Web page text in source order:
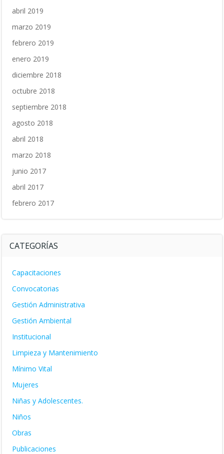
abril 2019
marzo 2019
febrero 2019
enero 2019
diciembre 2018
octubre 2018
septiembre 2018
agosto 2018
abril 2018
marzo 2018
junio 2017
abril 2017
febrero 2017
CATEGORÍAS
Capacitaciones
Convocatorias
Gestión Administrativa
Gestión Ambiental
Institucional
Limpieza y Mantenimiento
Mínimo Vital
Mujeres
Niñas y Adolescentes.
Niños
Obras
Publicaciones